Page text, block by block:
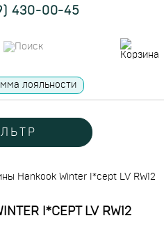
430-00-45
лояльности
Hankook Winter I*cept LV RW12
I*CEPT LV RW12